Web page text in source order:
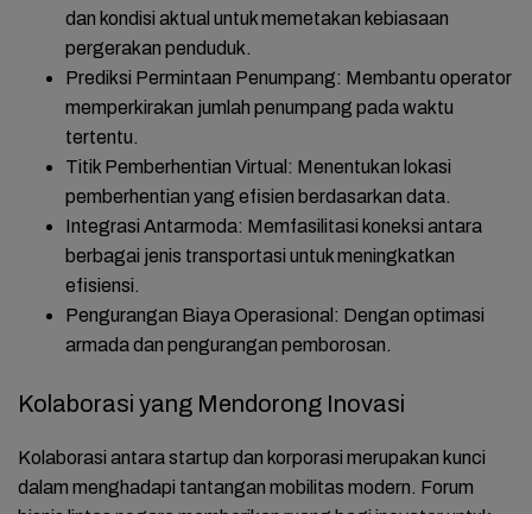
dan kondisi aktual untuk memetakan kebiasaan
pergerakan penduduk.
Prediksi Permintaan Penumpang: Membantu operator
memperkirakan jumlah penumpang pada waktu
tertentu.
Titik Pemberhentian Virtual : Menentukan lokasi
pemberhentian yang efisien berdasarkan data.
Integrasi Antarmoda: Memfasilitasi koneksi antara
berbagai jenis transportasi untuk meningkatkan
efisiensi.
Pengurangan Biaya Operasional : Dengan optimasi
armada dan pengurangan pemborosan.
Kolaborasi yang Mendorong Inovasi
Kolaborasi antara startup dan korporasi merupakan kunci
dalam menghadapi tantangan mobilitas modern. Forum